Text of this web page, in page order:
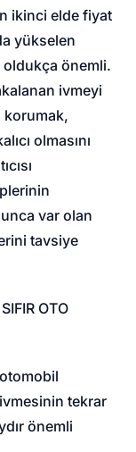
ikinci elde fiyat
yükselen
oldukça önemli.
ivmeyi
korumak,
olmasını
var olan
tavsiye
OTO
tekrar
önemli